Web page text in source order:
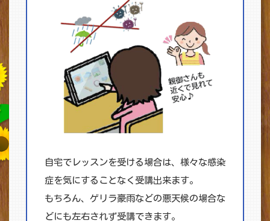
自宅でレッスンを受ける場合は、様々な感染
症を気にすることなく受講出来ます。
もちろん、ゲリラ豪雨などの悪天候の場合な
どにも左右されず受講できます。